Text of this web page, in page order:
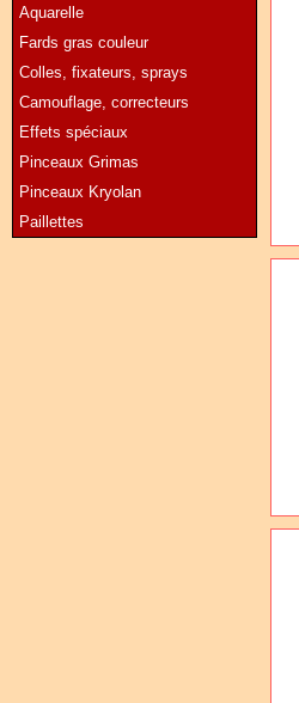
Aquarelle
Fards gras couleur
Colles, fixateurs, sprays
Camouflage, correcteurs
Effets spéciaux
Pinceaux Grimas
Pinceaux Kryolan
Paillettes